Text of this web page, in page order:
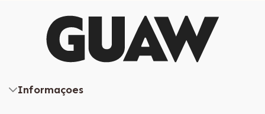
Informaçoes